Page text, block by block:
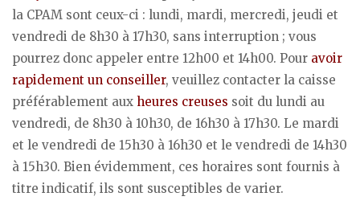
la CPAM sont ceux-ci : lundi, mardi, mercredi, jeudi et
vendredi de 8h30 à 17h30, sans interruption ; vous
pourrez donc appeler entre 12h00 et 14h00. Pour avoir
rapidement un conseiller, veuillez contacter la caisse
préférablement aux heures creuses soit du lundi au
vendredi, de 8h30 à 10h30, de 16h30 à 17h30. Le mardi
et le vendredi de 15h30 à 16h30 et le vendredi de 14h30
à 15h30. Bien évidemment, ces horaires sont fournis à
titre indicatif, ils sont susceptibles de varier.